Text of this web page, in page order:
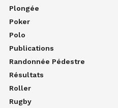
Plongée
Poker
Polo
Publications
Randonnée Pédestre
Résultats
Roller
Rugby